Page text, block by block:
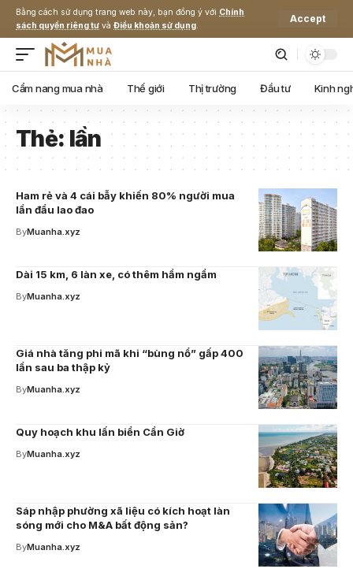
Bằng cách sử dụng trang web này, bạn đồng ý với Chính
sách quyền riêng tư và Điều khoản sử dụng.
Accept
Cẩm nang mua nhà Thế giới Thị trường Đầu tư Kinh
Thẻ:lần
Ham rẻ và 4 cái bẫy khiến 80% người mua
lần đầu lao đao
ByMuanha.xyz
Dài 15 km, 6 làn xe, có thêm hầm ngầm
ByMuanha.xyz
Giá nhà tăng phi mã khi “bùng nổ” gấp 400
lần sau ba thập kỷ
ByMuanha.xyz
Quy hoạch khu lấn biển Cần Giờ
ByMuanha.xyz
Sáp nhập phường xã liệu có kích hoạt làn
sóng mới cho M&A bất động sản?
ByMuanha.xyz